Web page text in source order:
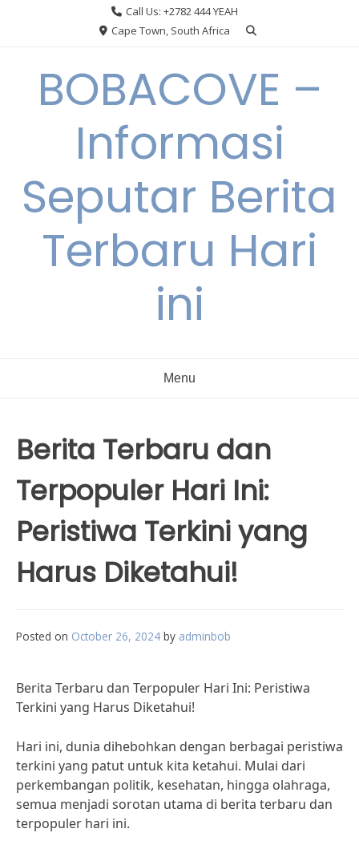
Call Us: +2782 444 YEAH
Cape Town, South Africa
BOBACOVE –
Informasi
Seputar Berita
Terbaru Hari
ini
Menu
Berita Terbaru dan
Terpopuler Hari Ini:
Peristiwa Terkini yang
Harus Diketahui!
Posted on October 26, 2024 by adminbob
Berita Terbaru dan Terpopuler Hari Ini: Peristiwa
Terkini yang Harus Diketahui!
Hari ini, dunia dihebohkan dengan berbagai peristiwa
terkini yang patut untuk kita ketahui. Mulai dari
perkembangan politik, kesehatan, hingga olahraga,
semua menjadi sorotan utama di berita terbaru dan
terpopuler hari ini.